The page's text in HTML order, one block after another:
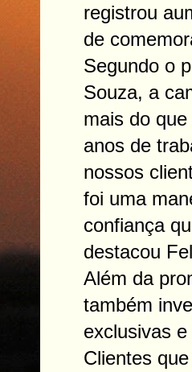
registrou
de
Segundo o
Souza, a
mais do
anos de
nossos
foi uma
confiança
destacou
Além da
também
exclusivas
Clientes